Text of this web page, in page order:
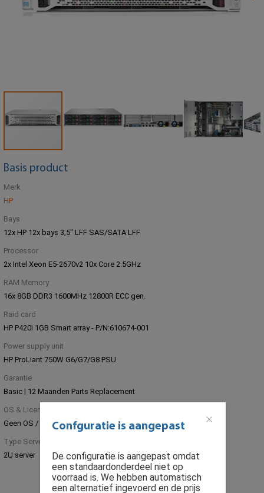
Basis product
Merk
HP
Bays
12x HP 12x bays 3,5" LFF SAS/SATA LFF
Processor
2x Intel Xeon E5-2670v2 10x Core 2.5GHz
RAM Memory
16x 8GB DDR3 1600MHz 12800R ECC gen.
Raid card
HP P420i 1GB Smart array - P/N:610674-001
Power supply unit
HP ProLiant 750W G6/G7/G8 PSU
Garantie
Basic | 12 Maanden Parts Replacement
OS & Licenties
Geen OS / Software licentie installatie
Type Server
2U server
Confguratie is aangepast
De configuratie is aangepast omdat
een standaardonderdeel niet op
voorraad is. We hebben automatisch
een alternatief ingevoerd en de prijs